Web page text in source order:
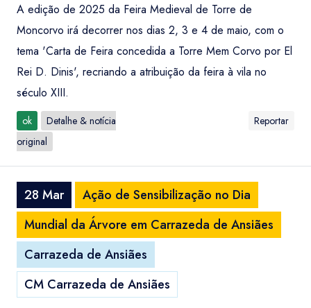
A edição de 2025 da Feira Medieval de Torre de
Moncorvo irá decorrer nos dias 2, 3 e 4 de maio, com o
tema 'Carta de Feira concedida a Torre Mem Corvo por El
Rei D. Dinis', recriando a atribuição da feira à vila no
século XIII.
ok
Detalhe & notícia
original
Reportar
28 Mar
Ação de Sensibilização no Dia
Mundial da Árvore em Carrazeda de Ansiães
Carrazeda de Ansiães
CM Carrazeda de Ansiães